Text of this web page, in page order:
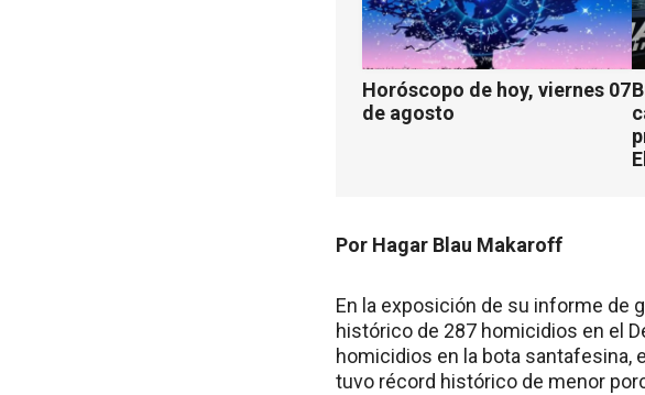
Horóscopo de hoy, viernes 07
de agosto
Por Hagar Blau Makaroff
En la exposición de su informe de
histórico de 287 homicidios en el
homicidios en la bota santafesina,
tuvo récord histórico de menor